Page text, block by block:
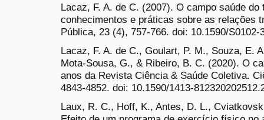
Lacaz, F. A. de C. (2007). O campo saúde do
conhecimentos e práticas sobre as relações
Pública, 23 (4), 757-766. doi: 10.1590/S0102-
Lacaz, F. A. de C., Goulart, P. M., Souza, E.
Mota-Sousa, G., & Ribeiro, B. C. (2020). O
anos da Revista Ciência & Saúde Coletiva.
4843-4852. doi: 10.1590/1413-
Laux, R. C., Hoff, K., Antes, D. L.,